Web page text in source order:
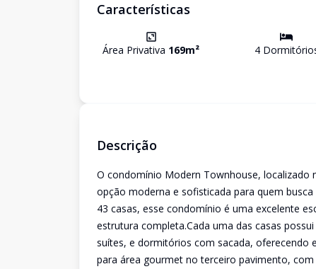
Características
Área Privativa 169m² 4Dormitório
Descrição
O condomínio Modern Townhouse, localizado
opção moderna e sofisticada para quem
43 casas, esse condomínio é uma excelente
estrutura completa.Cada uma das casas
suítes, e dormitórios com sacada, oferecendo
para área gourmet no terceiro pavimento,